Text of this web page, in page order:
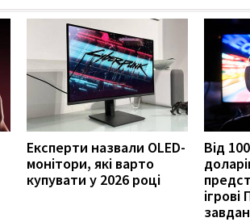
Експерти назвали OLED-
монітори, які варто
купувати у 2026 році
Від